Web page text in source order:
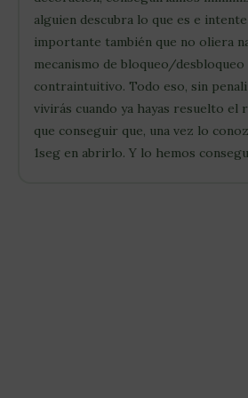
alguien descubra lo que es e
importante también que no oliera
mecanismo de bloqueo/
contraintuitivo. Todo eso, sin
vivirás cuando ya hayas resuelto el
que conseguir que, una vez lo
1seg en abrirlo. Y lo hemos